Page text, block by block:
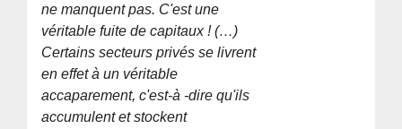
ne manquent pas. C'est une
véritable fuite de capitaux ! (…)
Certains secteurs privés se livrent
en effet à un véritable
accaparement, c'est-à -dire qu'ils
accumulent et stockent